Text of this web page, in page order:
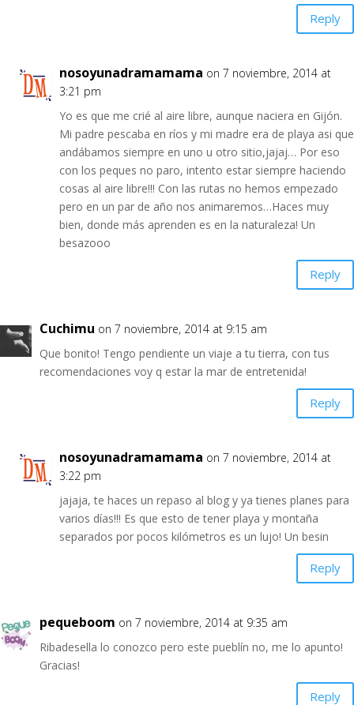
Reply
nosoyunadramamama on 7 noviembre, 2014 at
3:21 pm
Yo es que me crié al aire libre, aunque naciera en Gijón.
Mi padre pescaba en ríos y mi madre era de playa asi que
andábamos siempre en uno u otro sitio,jajaj… Por eso
con los peques no paro, intento estar siempre haciendo
cosas al aire libre!!! Con las rutas no hemos empezado
pero en un par de año nos animaremos…Haces muy
bien, donde más aprenden es en la naturaleza! Un
besazooo
Reply
Cuchimu on 7 noviembre, 2014 at 9:15 am
Que bonito! Tengo pendiente un viaje a tu tierra, con tus
recomendaciones voy q estar la mar de entretenida!
Reply
nosoyunadramamama on 7 noviembre, 2014 at
3:22 pm
jajaja, te haces un repaso al blog y ya tienes planes para
varios días!!! Es que esto de tener playa y montaña
separados por pocos kilómetros es un lujo! Un besin
Reply
pequeboom on 7 noviembre, 2014 at 9:35 am
Ribadesella lo conozco pero este pueblín no, me lo apunto!
Gracias!
Reply